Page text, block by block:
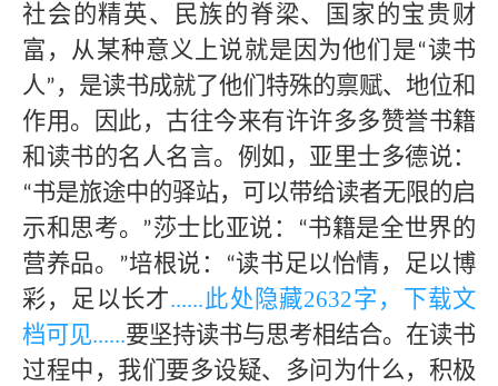
社会的精英、民族的脊梁、国家的宝贵财
富，从某种意义上说就是因为他们是“读书
人”，是读书成就了他们特殊的禀赋、地位和
作用。因此，古往今来有许许多多赞誉书籍
和读书的名人名言。例如，亚里士多德说：
“书是旅途中的驿站，可以带给读者无限的启
示和思考。
”莎士比亚说： “书籍是全世界的
营养品。
”培根说： “读书足以怡情，足以博
彩，足以长才......此处隐藏2632字，下载文
档可见......要坚持读书与思考相结合。在读书
过程中，我们要多设疑、多问为什么，积极